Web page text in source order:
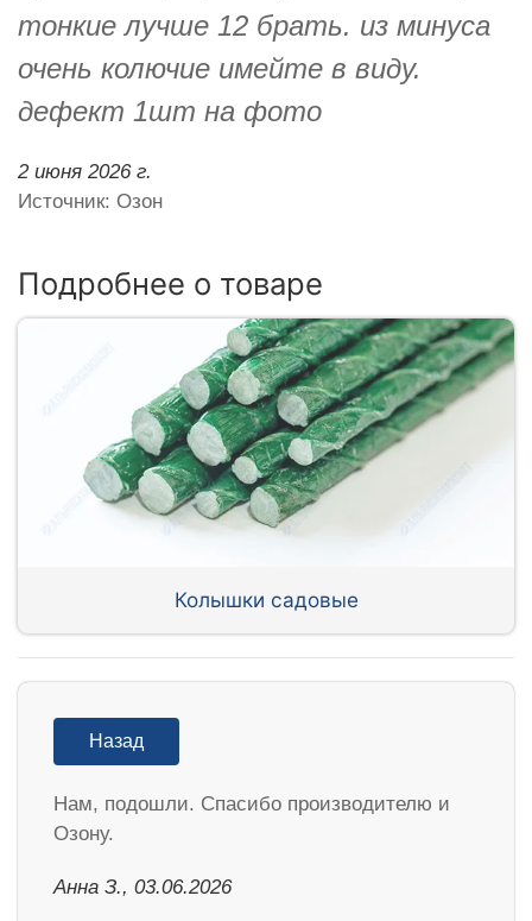
тонкие лучше 12 брать. из минуса
очень колючие имейте в виду.
дефект 1шт на фото
2 июня 2026 г.
Источник: Озон
Подробнее о товаре
Колышки садовые
Назад
Нам, подошли. Спасибо производителю и
Озону.
Анна З., 03.06.2026